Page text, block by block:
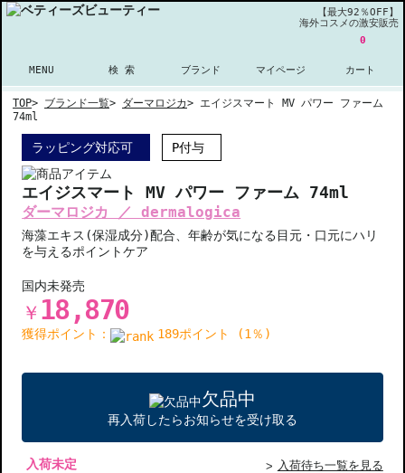
【最大92％OFF】
海外コスメの激安販売
MENU 検 索 ブランド マイページ
0
カート
TOP> ブランド一覧> ダーマロジカ> エイジスマート MV パワー ファーム
74ml
ラッピング対応可 P付与
エイジスマート MV パワー ファーム 74ml
ダーマロジカ ／ dermalogica
海藻エキス(保湿成分)配合、年齢が気になる目元・口元にハリ
を与えるポイントケア
国内未発売
￥ 18,870
獲得ポイント： 189ポイント (1％)
欠品中
再入荷したらお知らせを受け取る
入荷未定 入荷待ち一覧を見る